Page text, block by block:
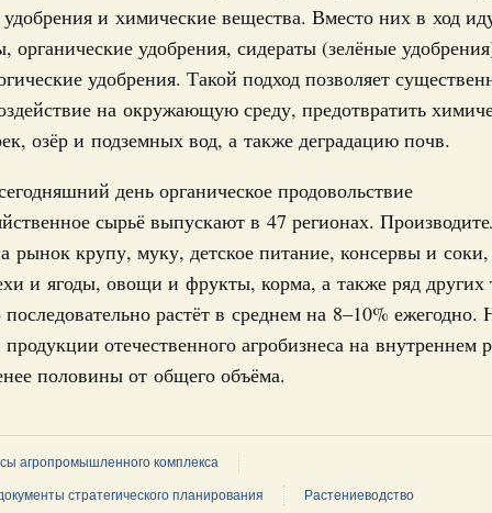
и химические вещества. Вместо них в ход
органические удобрения, сидераты (зелёные
удобрения. Такой подход позволяет
на окружающую среду, предотвратить
озёр и подземных вод, а также деградацию почв.
день органическое продовольствие
сырьё выпускают в 47 регионах.
рынок крупу, муку, детское питание, консервы и
и ягоды, овощи и фрукты, корма, а также ряд других
последовательно растёт в среднем на 8–10% ежегодно.
продукции отечественного агробизнеса на внутреннем
половины от общего объёма.
агропромышленного комплекса
стратегического планирования Растениеводство
р и распоряжение от 30 июля 2026 года №2033-р
июля, четверг
бензина и дизельного топлива
запрет на вывоз отдельных видов
для повышения доступности
№953, №954
финансирование на поддержку
р
проекты в сфере гражданской
р, распоряжение от 30 июля 2026 года №2027-р